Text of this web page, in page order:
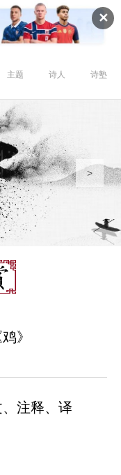
✕
主题 诗人 诗塾
>
》
注释、译